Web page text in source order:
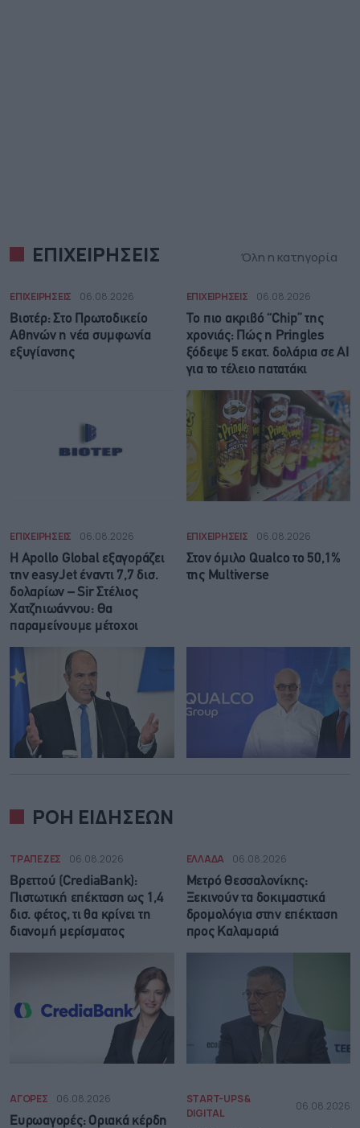
ΕΠΙΧΕΙΡΗΣΕΙΣ Όλη η κατηγορία
ΕΠΙΧΕΙΡΗΣΕΙΣ 06.08.2026
Βιοτέρ: Στο Πρωτοδικείο
Αθηνών η νέα συμφωνία
εξυγίανσης
ΕΠΙΧΕΙΡΗΣΕΙΣ 06.08.2026
Το πιο ακριβό “Chip” της
χρονιάς: Πώς η Pringles
ξόδεψε 5 εκατ. δολάρια σε AI
για το τέλειο πατατάκι
ΕΠΙΧΕΙΡΗΣΕΙΣ 06.08.2026
Η Apollo Global εξαγοράζει
την easyJet έναντι 7,7 δισ.
δολαρίων – Sir Στέλιος
Χατζηιωάννου: Θα
παραμείνουμε μέτοχοι
ΕΠΙΧΕΙΡΗΣΕΙΣ 06.08.2026
Στον όμιλο Qualco το 50,1%
της Multiverse
ΡΟΗ ΕΙΔΗΣΕΩΝ
ΤΡΑΠΕΖΕΣ 06.08.2026
Βρεττού (CrediaBank):
Πιστωτική επέκταση ως 1,4
δισ. φέτος, τι θα κρίνει τη
διανομή μερίσματος
ΕΛΛΑΔΑ 06.08.2026
Μετρό Θεσσαλονίκης:
Ξεκινούν τα δοκιμαστικά
δρομολόγια στην επέκταση
προς Καλαμαριά
ΑΓΟΡΕΣ 06.08.2026
Ευρωαγορές: Οριακά κέρδη
START-UPS &
DIGITAL
06.08.2026